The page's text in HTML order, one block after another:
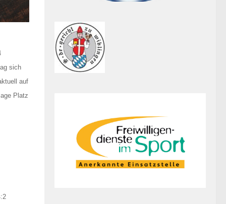
sich
auf
Platz